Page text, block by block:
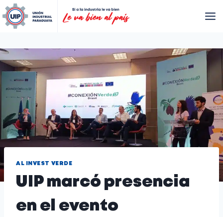
AL INVEST VERDE
UIP marcó presencia
en el evento